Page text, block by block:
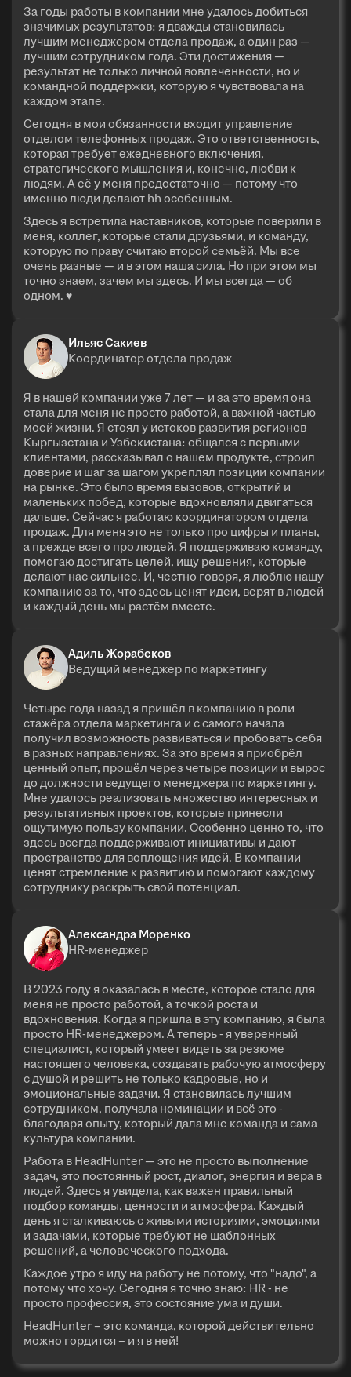
За годы работы в компании мне удалось добиться
значимых результатов: я дважды становилась
лучшим менеджером отдела продаж, а один раз —
лучшим сотрудником года. Эти достижения —
результат не только личной вовлеченности, но и
командной поддержки, которую я чувствовала на
каждом этапе.
Сегодня в мои обязанности входит управление
отделом телефонных продаж. Это ответственность,
которая требует ежедневного включения,
стратегического мышления и, конечно, любви к
людям. А её у меня предостаточно — потому что
именно люди делают hh особенным.
Здесь я встретила наставников, которые поверили в
меня, коллег, которые стали друзьями, и команду,
которую по праву считаю второй семьёй. Мы все
очень разные — и в этом наша сила. Но при этом мы
точно знаем, зачем мы здесь. И мы всегда — об
одном. ♥
Ильяс Сакиев
Координатор отдела продаж
Я в нашей компании уже 7 лет — и за это время она
стала для меня не просто работой, а важной частью
моей жизни. Я стоял у истоков развития регионов
Кыргызстана и Узбекистана: общался с первыми
клиентами, рассказывал о нашем продукте, строил
доверие и шаг за шагом укреплял позиции компании
на рынке. Это было время вызовов, открытий и
маленьких побед, которые вдохновляли двигаться
дальше. Сейчас я работаю координатором отдела
продаж. Для меня это не только про цифры и планы,
а прежде всего про людей. Я поддерживаю команду,
помогаю достигать целей, ищу решения, которые
делают нас сильнее. И, честно говоря, я люблю нашу
компанию за то, что здесь ценят идеи, верят в людей
и каждый день мы растём вместе.
Адиль Жорабеков
Ведущий менеджер по маркетингу
Четыре года назад я пришёл в компанию в роли
стажёра отдела маркетинга и с самого начала
получил возможность развиваться и пробовать себя
в разных направлениях. За это время я приобрёл
ценный опыт, прошёл через четыре позиции и вырос
до должности ведущего менеджера по маркетингу.
Мне удалось реализовать множество интересных и
результативных проектов, которые принесли
ощутимую пользу компании. Особенно ценно то, что
здесь всегда поддерживают инициативы и дают
пространство для воплощения идей. В компании
ценят стремление к развитию и помогают каждому
сотруднику раскрыть свой потенциал.
Александра Моренко
HR-менеджер
В 2023 году я оказалась в месте, которое стало для
меня не просто работой, а точкой роста и
вдохновения. Когда я пришла в эту компанию, я была
просто HR-менеджером. А теперь - я уверенный
специалист, который умеет видеть за резюме
настоящего человека, создавать рабочую атмосферу
с душой и решить не только кадровые, но и
эмоциональные задачи. Я становилась лучшим
сотрудником, получала номинации и всё это -
благодаря опыту, который дала мне команда и сама
культура компании.
Работа в HeadHunter — это не просто выполнение
задач, это постоянный рост, диалог, энергия и вера в
людей. Здесь я увидела, как важен правильный
подбор команды, ценности и атмосфера. Каждый
день я сталкиваюсь с живыми историями, эмоциями
и задачами, которые требуют не шаблонных
решений, а человеческого подхода.
Каждое утро я иду на работу не потому, что "надо", а
потому что хочу. Сегодня я точно знаю: HR - не
просто профессия, это состояние ума и души.
HeadHunter – это команда, которой действительно
можно гордится – и я в ней!